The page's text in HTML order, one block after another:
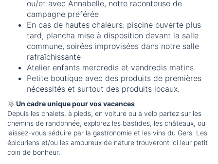
ou/et avec Annabelle, notre raconteuse de
campagne préférée
En cas de hautes chaleurs: piscine ouverte plus
tard, plancha mise à disposition devant la salle
commune, soirées improvisées dans notre salle
rafraîchissante
Atelier enfants mercredis et vendredis matins.
Petite boutique avec des produits de premières
nécessités et surtout des produits locaux.
🌞 Un cadre unique pour vos vacances
Depuis les chalets, à pieds, en voiture ou à vélo partez sur les
chemins de randonnée, explorez les bastides, les châteaux, ou
laissez-vous séduire par la gastronomie et les vins du Gers. Les
épicuriens et/ou les amoureux de nature trouveront ici leur petit
coin de bonheur.